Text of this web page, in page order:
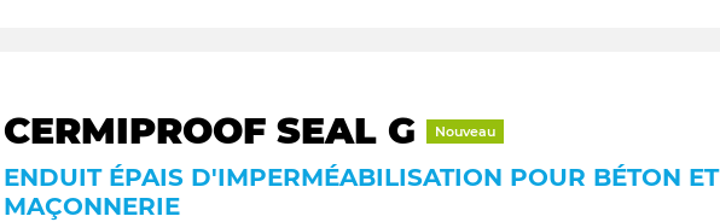
CERMIPROOF SEAL G Nouveau
ENDUIT ÉPAIS D'IMPERMÉABILISATION POUR BÉTON ET
MAÇONNERIE